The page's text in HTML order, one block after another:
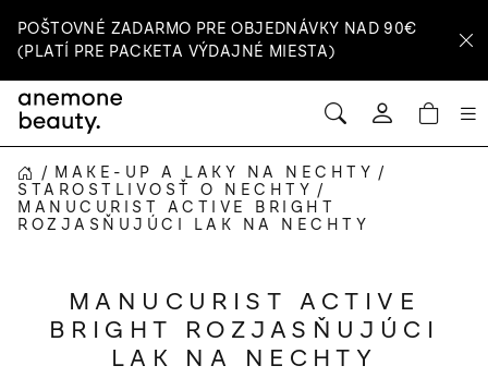
na
obsah
POŠTOVNÉ ZADARMO PRE OBJEDNÁVKY NAD 90€
(PLATÍ PRE PACKETA VÝDAJNÉ MIESTA)
HĽADAŤ
Prihlásenie
DOMOV
/ MAKE-UP A LAKY NA NECHTY /
STAROSTLIVOSŤ O NECHTY /
MANUCURIST ACTIVE BRIGHT
ROZJASŇUJÚCI LAK NA NECHTY
MANUCURIST ACTIVE
BRIGHT ROZJASŇUJÚCI
LAK NA NECHTY